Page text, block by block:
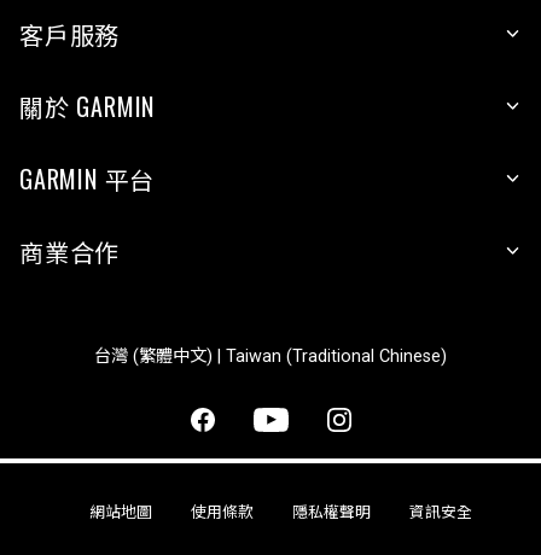
客戶服務
關於 GARMIN
GARMIN 平台
商業合作
台灣 (繁體中文) | Taiwan (Traditional Chinese)
網站地圖 使用條款 隱私權聲明 資訊安全